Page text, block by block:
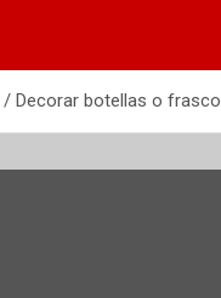
Decorar botellas o